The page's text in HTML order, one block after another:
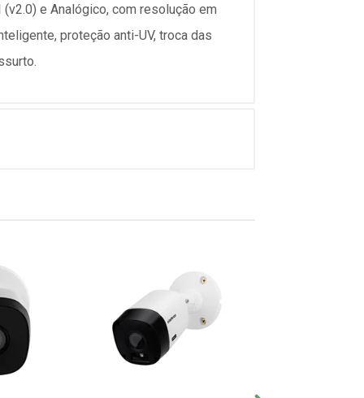
e Analógico, com resolução em
proteção anti-UV, troca das